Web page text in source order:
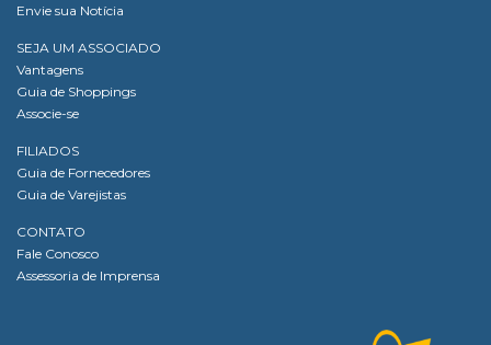
Envie sua Notícia
SEJA UM ASSOCIADO
Vantagens
Guia de Shoppings
Associe-se
FILIADOS
Guia de Fornecedores
Guia de Varejistas
CONTATO
Fale Conosco
Assessoria de Imprensa